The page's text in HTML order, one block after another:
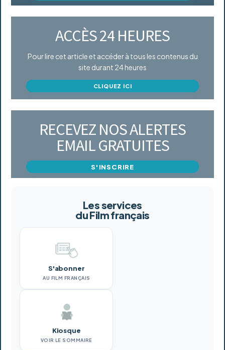
ACCÈS 24 HEURES
Pour lire cet article et accéder à tous les contenus du
site durant 24 heures
CLIQUEZ ICI
RECEVEZ NOS ALERTES
EMAIL GRATUITES
S'INSCRIRE
Les services
du Film français
S'abonner
AU FILM FRANÇAIS
Kiosque
VOIR LE SOMMAIRE